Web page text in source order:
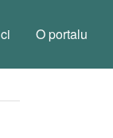
O portalu